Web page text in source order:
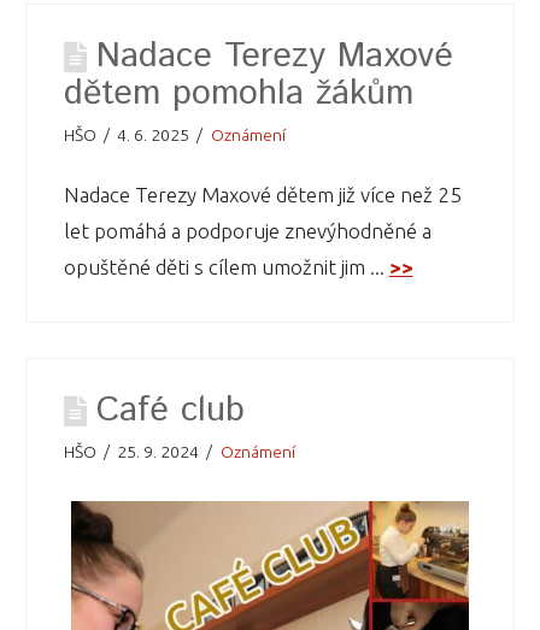
Nadace Terezy Maxové
dětem pomohla žákům
HŠO 4. 6. 2025 Oznámení
Nadace Terezy Maxové dětem již více než 25
let pomáhá a podporuje znevýhodněné a
opuštěné děti s cílem umožnit jim ... >>
Café club
HŠO 25. 9. 2024 Oznámení